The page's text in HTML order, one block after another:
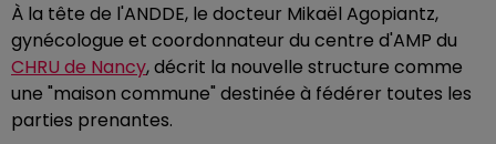
À la tête de l'ANDDE, le docteur Mikaël Agopiantz,
gynécologue et coordonnateur du centre d'AMP du
CHRU de Nancy, décrit la nouvelle structure comme
une "maison commune" destinée à fédérer toutes les
parties prenantes.